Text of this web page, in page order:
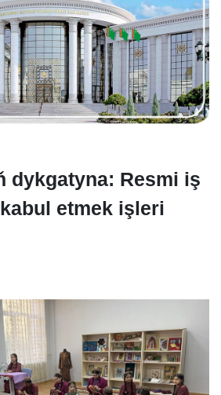
dykgatyna: Resmi iş
etmek işleri